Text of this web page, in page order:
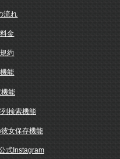
流れ
金
約
能
能
検索機能
女保存機能
式Instagram